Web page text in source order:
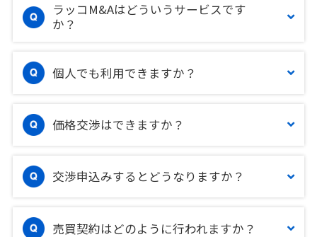
ラッコM&Aはどういうサービスです
か？
個人でも利用できますか？
価格交渉はできますか？
交渉申込みするとどうなりますか？
売買契約はどのように行われますか？